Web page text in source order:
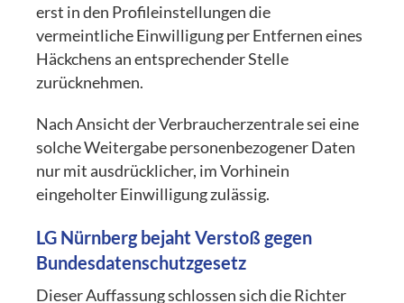
erst in den Profileinstellungen die
vermeintliche Einwilligung per Entfernen eines
Häckchens an entsprechender Stelle
zurücknehmen.
Nach Ansicht der Verbraucherzentrale sei eine
solche Weitergabe personenbezogener Daten
nur mit ausdrücklicher, im Vorhinein
eingeholter Einwilligung zulässig.
LG Nürnberg bejaht Verstoß gegen
Bundesdatenschutzgesetz
Dieser Auffassung schlossen sich die Richter